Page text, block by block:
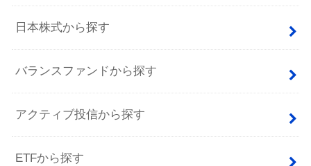
日本株式から探す
バランスファンドから探す
アクティブ投信から探す
ETFから探す